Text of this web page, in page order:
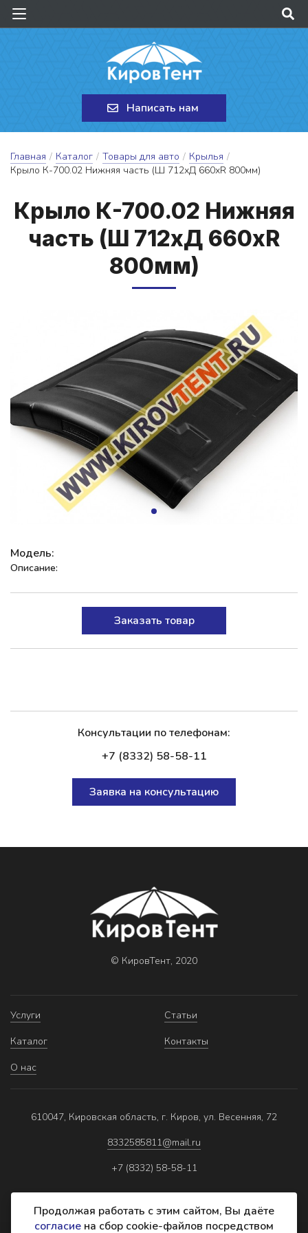
Написать нам
Главная / Каталог / Товары для авто / Крылья /
Крыло К-700.02 Нижняя часть (Ш 712хД 660хR 800мм)
Кры­ло К-700.02 Ниж­няя
часть (Ш 712хД 660хR
800мм)
Модель:
Описание:
Заказать товар
Консультации по телефонам:
+7 (8332) 58-58-11
Заявка на консультацию
© КировТент, 2020
Услуги
Каталог
О нас
Статьи
Контакты
610047, Кировская область, г. Киров, ул. Весенняя, 72
8332585811@mail.ru
+7 (8332) 58-58-11
Продолжая работать с этим сайтом, Вы даёте
согласие на сбор cookie-файлов посредством